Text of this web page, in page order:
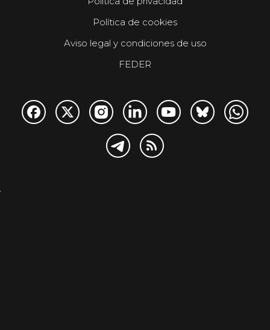
Política de cookies
Aviso legal y condiciones de uso
FEDER